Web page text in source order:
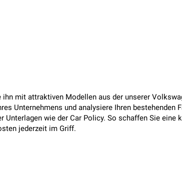
ihn mit attraktiven Modellen aus der unserer
Unternehmens und analysiere Ihren bestehenden
wie der Car Policy. So schaffen Sie eine
jederzeit im Griff.